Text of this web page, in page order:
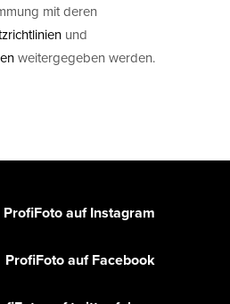
mit deren
und
weitergegeben werden.
ProfiFoto auf Instagram
ProfiFoto auf Facebook